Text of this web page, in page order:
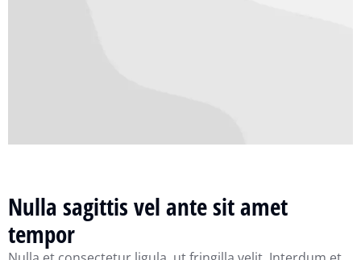
Nulla sagittis vel ante sit amet
tempor